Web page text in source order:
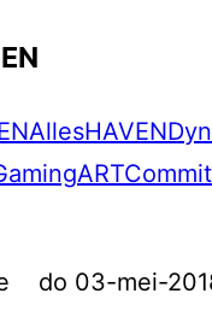
AllesHAVEN
ART
do 03-mei-